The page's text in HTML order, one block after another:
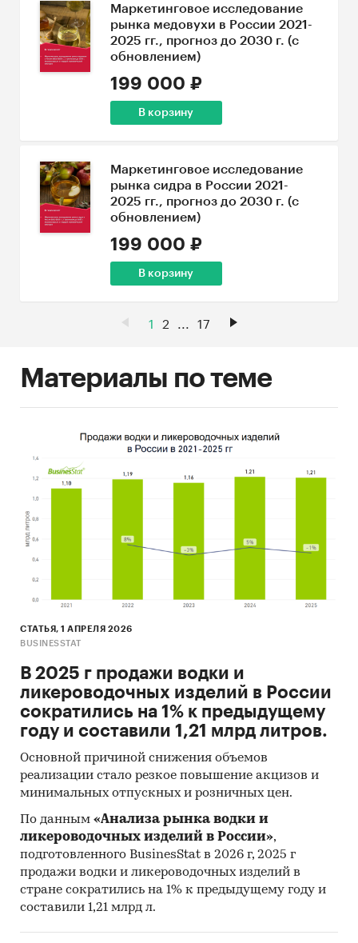
Маркетинговое исследование
рынка медовухи в России 2021-
2025 гг., прогноз до 2030 г. (с
обновлением)
199 000 ₽
В корзину
Маркетинговое исследование
рынка сидра в России 2021-
2025 гг., прогноз до 2030 г. (с
обновлением)
199 000 ₽
В корзину
1 2 ... 17
Материалы по теме
СТАТЬЯ, 1 АПРЕЛЯ 2026
BUSINESSTAT
В 2025 г продажи водки и
ликероводочных изделий в России
сократились на 1% к предыдущему
году и составили 1,21 млрд литров.
Основной причиной снижения объемов
реализации стало резкое повышение акцизов и
минимальных отпускных и розничных цен.
По данным «Анализа рынка водки и
ликероводочных изделий в России»,
подготовленного BusinesStat в 2026 г, 2025 г
продажи водки и ликероводочных изделий в
стране сократились на 1% к предыдущему году и
составили 1,21 млрд л.